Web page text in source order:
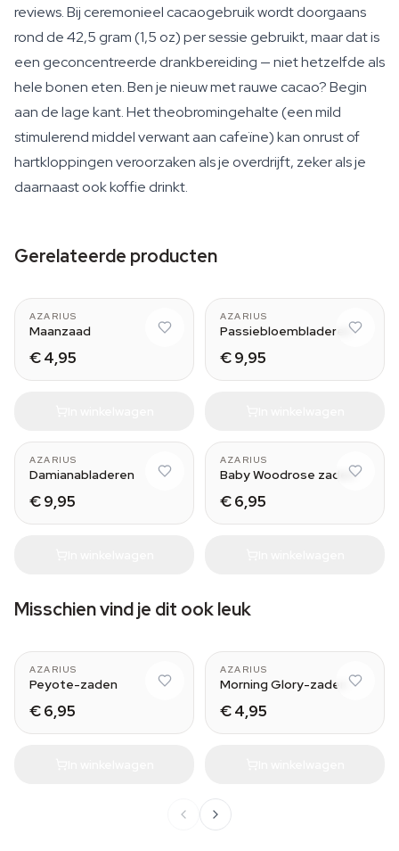
reviews. Bij ceremonieel cacaogebruik wordt doorgaans
rond de 42,5 gram (1,5 oz) per sessie gebruikt, maar dat is
een geconcentreerde drankbereiding — niet hetzelfde als
hele bonen eten. Ben je nieuw met rauwe cacao? Begin
aan de lage kant. Het theobromingehalte (een mild
stimulerend middel verwant aan cafeïne) kan onrust of
hartkloppingen veroorzaken als je overdrijft, zeker als je
daarnaast ook koffie drinkt.
Gerelateerde producten
AZARIUS
Maanzaad
€ 4,95
AZARIUS
Passiebloembladeren
€ 9,95
AZARIUS
Damianabladeren
€ 9,95
AZARIUS
Baby Woodrose zaden
€ 6,95
Misschien vind je dit ook leuk
AZARIUS
Peyote-zaden
€ 6,95
AZARIUS
Morning Glory-zaden
€ 4,95